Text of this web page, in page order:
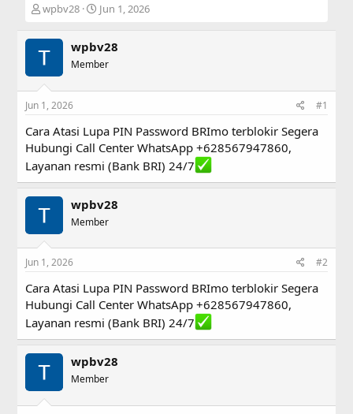
T
r
e
a
d
t
r
t
e
wpbv28
S
r
t
a
Jun 1, 2026
wpbv28
Member
Jun 1, 2026 #1
Cara Atasi Lupa PIN Password BRImo terblokir Segera
Hubungi Call Center WhatsApp +628567947860,
Layanan resmi (Bank BRI) 24/7
wpbv28
Member
Jun 1, 2026 #2
Cara Atasi Lupa PIN Password BRImo terblokir Segera
Hubungi Call Center WhatsApp +628567947860,
Layanan resmi (Bank BRI) 24/7
wpbv28
Member